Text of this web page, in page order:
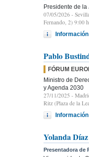
Presidente de
07/05/2026 -
Fernando, 2) 9:00
Pablo
FÓRUM
Ministro de
y Agenda 2030
27/11/2025 -
Ritz (Plaza de la
Yolanda
Presentadora de